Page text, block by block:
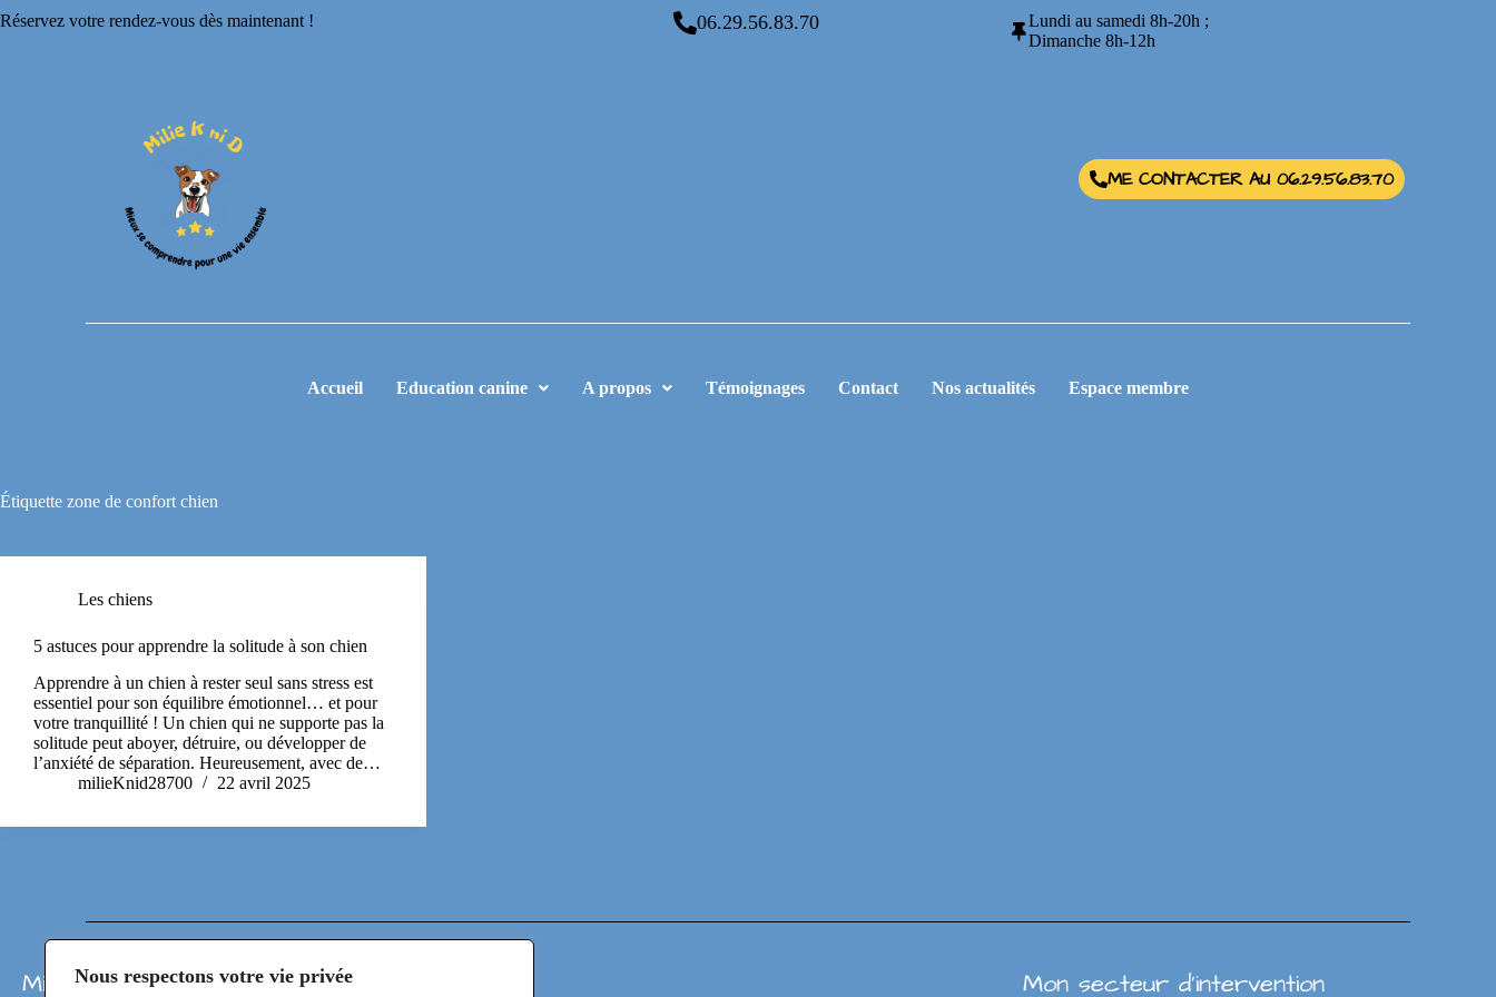
Nous respectons votre vie privée
Réservez votre rendez-vous dès maintenant ! 06.29.56.83.70
Lundi au samedi 8h-20h ;
Dimanche 8h-12h
ME CONTACTER AU 06.29.56.83.70
Accueil Education canine A propos Témoignages Contact Nos actualités Espace membre
Étiquette zone de confort chien
Les chiens
5 astuces pour apprendre la solitude à son chien
Apprendre à un chien à rester seul sans stress est
essentiel pour son équilibre émotionnel… et pour
votre tranquillité ! Un chien qui ne supporte pas la
solitude peut aboyer, détruire, ou développer de
l’anxiété de séparation. Heureusement, avec de…
milieKnid28700
22 avril 2025
Milie KniD Mon secteur d’intervention